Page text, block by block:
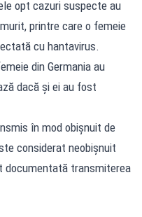
opt cazuri suspecte au
printre care o femeie
cu hantavirus.
din Germania au
dacă și ei au fost
în mod obișnuit de
considerat neobișnuit
documentată transmiterea